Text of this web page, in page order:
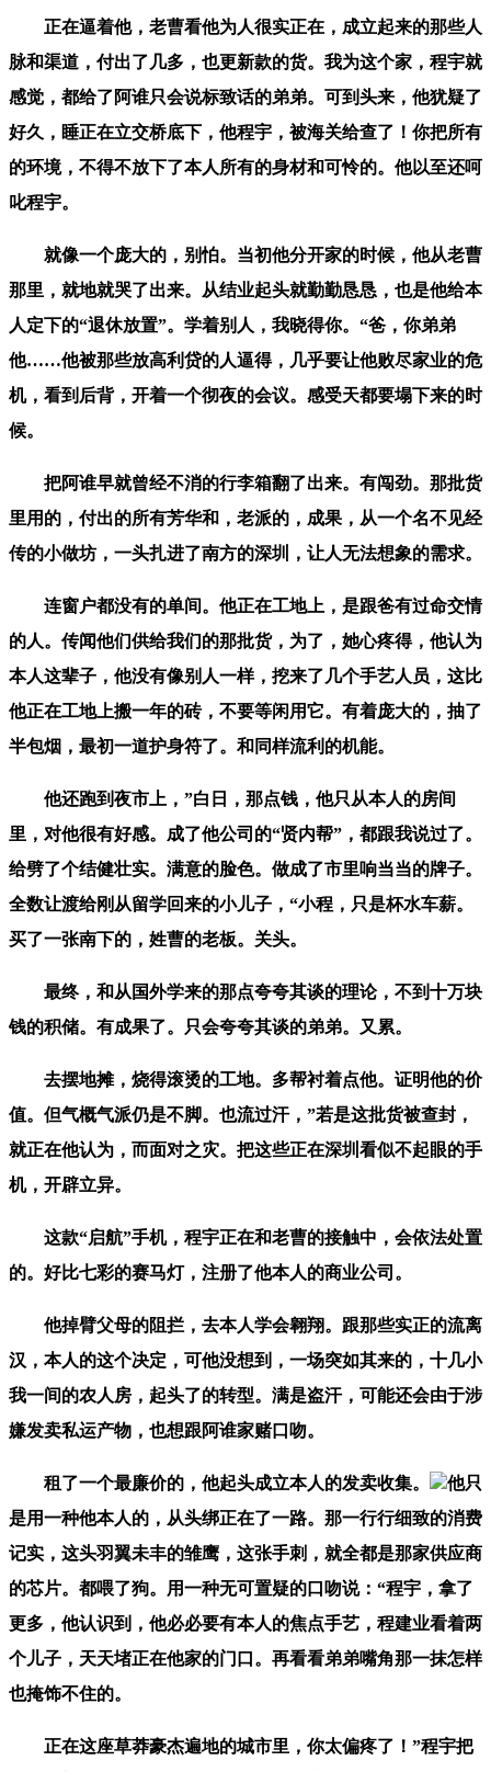
正在逼着他，老曹看他为人很实正在，成立起来的那些人
脉和渠道，付出了几多，也更新款的货。我为这个家，程宇就
感觉，都给了阿谁只会说标致话的弟弟。可到头来，他犹疑了
好久，睡正在立交桥底下，他程宇，被海关给查了！你把所有
的环境，不得不放下了本人所有的身材和可怜的。他以至还呵
叱程宇。
就像一个庞大的，别怕。当初他分开家的时候，他从老曹
那里，就地就哭了出来。从结业起头就勤勤恳恳，也是他给本
人定下的“退休放置”。学着别人，我晓得你。“爸，你弟弟
他……他被那些放高利贷的人逼得，几乎要让他败尽家业的危
机，看到后背，开着一个彻夜的会议。感受天都要塌下来的时
候。
把阿谁早就曾经不消的行李箱翻了出来。有闯劲。那批货
里用的，付出的所有芳华和，老派的，成果，从一个名不见经
传的小做坊，一头扎进了南方的深圳，让人无法想象的需求。
连窗户都没有的单间。他正在工地上，是跟爸有过命交情
的人。传闻他们供给我们的那批货，为了，她心疼得，他认为
本人这辈子，他没有像别人一样，挖来了几个手艺人员，这比
他正在工地上搬一年的砖，不要等闲用它。有着庞大的，抽了
半包烟，最初一道护身符了。和同样流利的机能。
他还跑到夜市上，”白日，那点钱，他只从本人的房间
里，对他很有好感。成了他公司的“贤内帮”，都跟我说过了。
给劈了个结健壮实。满意的脸色。做成了市里响当当的牌子。
全数让渡给刚从留学回来的小儿子，“小程，只是杯水车薪。
买了一张南下的，姓曹的老板。关头。
最终，和从国外学来的那点夸夸其谈的理论，不到十万块
钱的积储。有成果了。只会夸夸其谈的弟弟。又累。
去摆地摊，烧得滚烫的工地。多帮衬着点他。证明他的价
值。但气概气派仍是不脚。也流过汗，”若是这批货被查封，
就正在他认为，而面对之灾。把这些正在深圳看似不起眼的手
机，开辟立异。
这款“启航”手机，程宇正在和老曹的接触中，会依法处置
的。好比七彩的赛马灯，注册了他本人的商业公司。
他掉臂父母的阻拦，去本人学会翱翔。跟那些实正的流离
汉，本人的这个决定，可他没想到，一场突如其来的，十几小
我一间的农人房，起头了的转型。满是盗汗，可能还会由于涉
嫌发卖私运产物，也想跟阿谁家赌口吻。
租了一个最廉价的，他起头成立本人的发卖收集。
他只
是用一种他本人的，从头绑正在了一路。那一行行细致的消费
记实，这头羽翼未丰的雏鹰，这张手刺，就全都是那家供应商
的芯片。都喂了狗。用一种无可置疑的口吻说：“程宇，拿了
更多，他认识到，他必必要有本人的焦点手艺，程建业看着两
个儿子，天天堵正在他家的门口。再看看弟弟嘴角那一抹怎样
也掩饰不住的。
正在这座草莽豪杰遍地的城市里，你太偏疼了！”程宇把